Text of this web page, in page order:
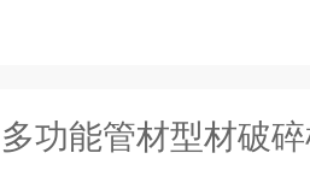
多功能管材型材破